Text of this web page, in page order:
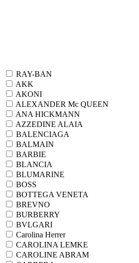
RAY-BAN
AKK
AKONI
ALEXANDER Mc QUEEN
ANA HICKMANN
AZZEDINE ALAIA
BALENCIAGA
BALMAIN
BARBIE
BLANCIA
BLUMARINE
BOSS
BOTTEGA VENETA
BREVNO
BURBERRY
BVLGARI
Carolina Herrer
CAROLINA LEMKE
CAROLINE ABRAM